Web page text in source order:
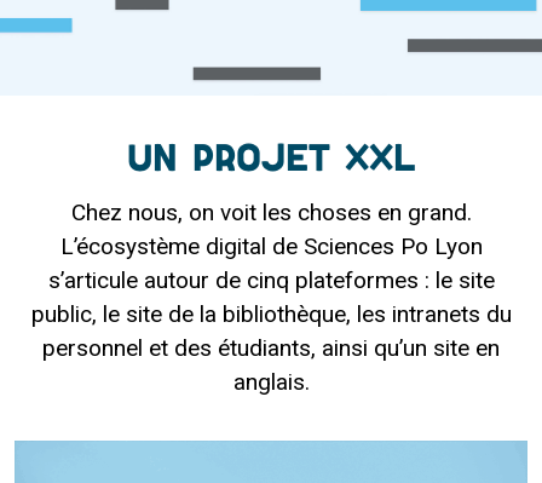
Un projet XXL
Chez nous, on voit les choses en grand.
L’écosystème digital de Sciences Po Lyon
s’articule autour de cinq plateformes : le site
public, le site de la bibliothèque, les intranets du
personnel et des étudiants, ainsi qu’un site en
anglais.